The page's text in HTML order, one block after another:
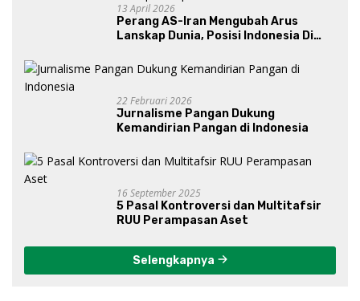
13 April 2026
Perang AS-Iran Mengubah Arus
Lanskap Dunia, Posisi Indonesia Di
Gibran?
22 Februari 2026
Jurnalisme Pangan Dukung
Kemandirian Pangan di Indonesia
16 September 2025
5 Pasal Kontroversi dan Multitafsir
RUU Perampasan Aset
Selengkapnya